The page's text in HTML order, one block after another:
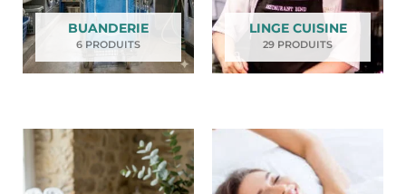
BUANDERIE
6 PRODUITS
LINGE CUISINE
29 PRODUITS